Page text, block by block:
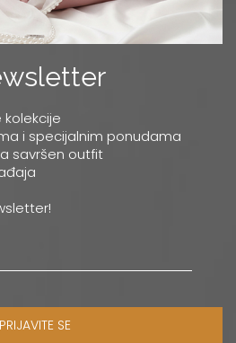
i specijalnim ponudama
savršen outfit
PRIJAVITE SE